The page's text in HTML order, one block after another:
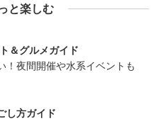
と楽しむ
＆グルメガイド
！夜間開催や水系イベントも
し方ガイド